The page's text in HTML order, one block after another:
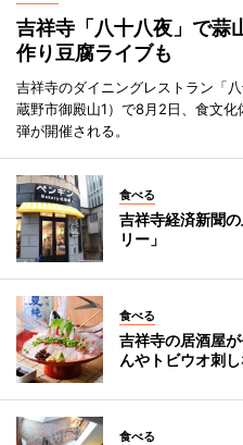
吉祥寺「八十八夜」で蒜
作り豆腐ライブも
吉祥寺のダイニングレストラン「
蔵野市御殿山1）で8月2日、食文
弾が開催される。
食べる
吉祥寺経済新聞
リー」
食べる
吉祥寺の居酒屋
んやトビウオ刺
食べる